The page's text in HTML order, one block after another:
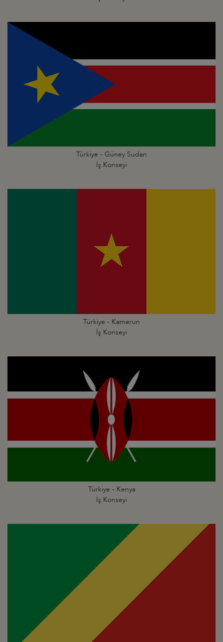
Türkiye - Güney Sudan
İş Konseyi
Türkiye - Kamerun
İş Konseyi
Türkiye - Kenya
İş Konseyi